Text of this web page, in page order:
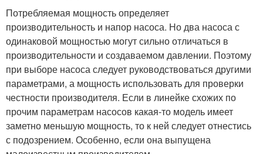
Потребляемая мощность определяет
производительность и напор насоса. Но два насоса с
одинаковой мощностью могут сильно отличаться в
производительности и создаваемом давлении. Поэтому
при выборе насоса следует руководствоваться другими
параметрами, а мощность использовать для проверки
честности производителя. Если в линейке схожих по
прочим параметрам насосов какая-то модель имеет
заметно меньшую мощность, то к ней следует отнестись
с подозрением. Особенно, если она выпущена